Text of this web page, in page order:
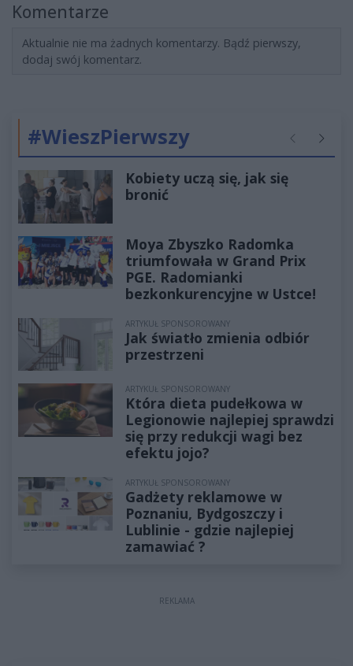
Komentarze
Aktualnie nie ma żadnych komentarzy. Bądź pierwszy,
dodaj swój komentarz.
#WieszPierwszy Poprzednie
Kobiety uczą się, jak się
bronić
Moya Zbyszko Radomka
triumfowała w Grand Prix
PGE. Radomianki
bezkonkurencyjne w Ustce!
ARTYKUŁ SPONSOROWANY
Jak światło zmienia odbiór
przestrzeni
ARTYKUŁ SPONSOROWANY
Która dieta pudełkowa w
Legionowie najlepiej sprawdzi
się przy redukcji wagi bez
efektu jojo?
ARTYKUŁ SPONSOROWANY
Gadżety reklamowe w
Poznaniu, Bydgoszczy i
Lublinie - gdzie najlepiej
zamawiać ?
REKLAMA